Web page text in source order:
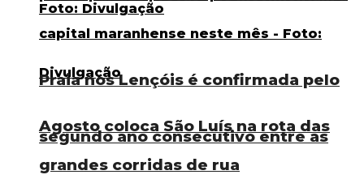
Agosto coloca São Luís na rota das
grandes corridas de rua
Praia nos Lençóis é confirmada pelo
segundo ano consecutivo entre as